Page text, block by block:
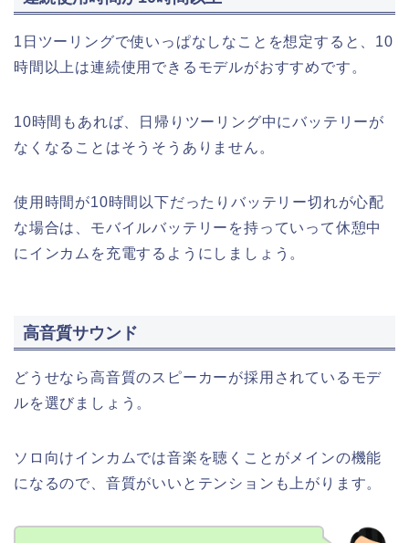
1日ツーリングで使いっぱなしなことを想定すると、10
時間以上は連続使用できるモデルがおすすめです。
10時間もあれば、日帰りツーリング中にバッテリーが
なくなることはそうそうありません。
使用時間が10時間以下だったりバッテリー切れが心配
な場合は、モバイルバッテリーを持っていって休憩中
にインカムを充電するようにしましょう。
高音質サウンド
どうせなら高音質のスピーカーが採用されているモデ
ルを選びましょう。
ソロ向けインカムでは音楽を聴くことがメインの機能
になるので、音質がいいとテンションも上がります。